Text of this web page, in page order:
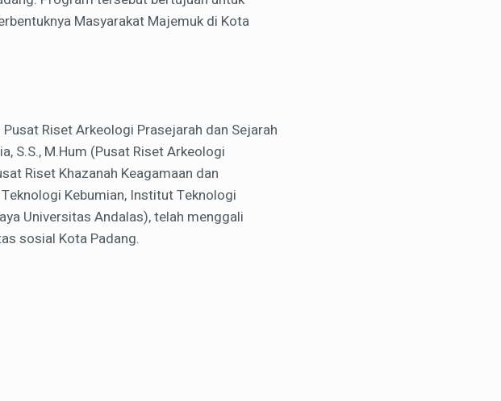
Masyarakat Majemuk di Kota
Riset Arkeologi Prasejarah dan Sejarah
S.S., M.Hum (Pusat Riset Arkeologi
Riset Khazanah Keagamaan dan
Kebumian, Institut Teknologi
Universitas Andalas), telah menggali
sosial Kota Padang.